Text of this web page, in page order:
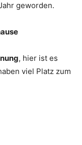
geworden.
, hier ist es
viel Platz zum